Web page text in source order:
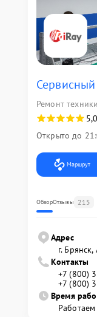
Ремонт
5,0
Открыто до
Маршрут
ОбзорОтзывы 215
Адрес
г.
Контакты
+7 (800)
+7 (800)
Время